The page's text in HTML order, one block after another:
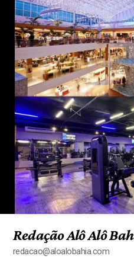
Redação Alô Alô
redacao@aloalobahia.com